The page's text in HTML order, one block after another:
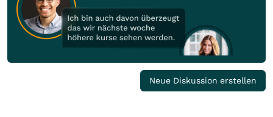
Neue Diskussion erstellen